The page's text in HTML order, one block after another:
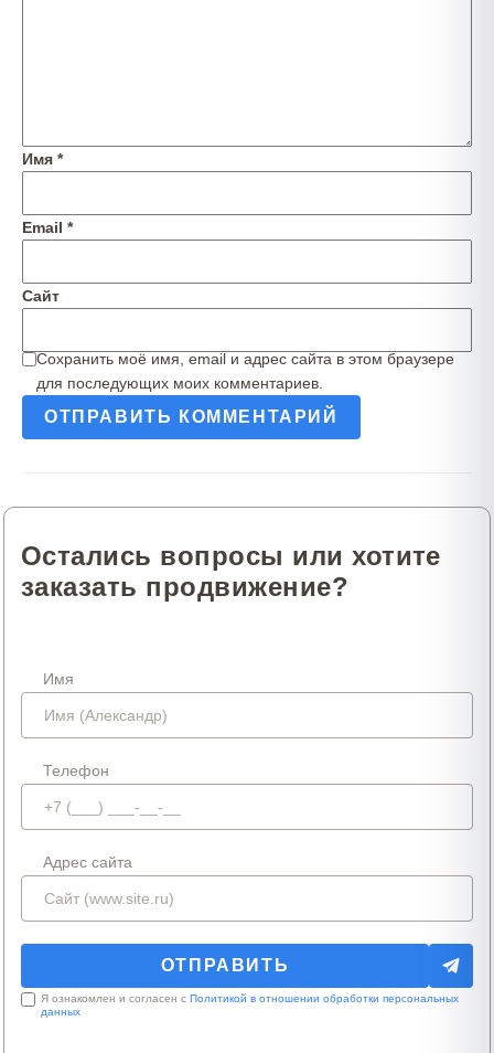
Имя *
Email *
Сайт
Сохранить моё имя, email и адрес сайта в этом браузере
для последующих моих комментариев.
Остались вопросы или хотите
заказать продвижение?
Имя
Телефон
Адрес сайта
Я ознакомлен и согласен с Политикой в отношении обработки персональных
данных